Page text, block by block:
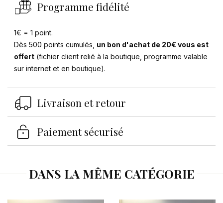
Programme fidélité
1€ = 1 point.
Dès 500 points cumulés, un bon d'achat de 20€ vous est
offert(fichier client relié à la boutique, programme valable
sur internet et en boutique).
Livraison et retour
Paiement sécurisé
DANS LA MÊME CATÉGORIE
Se connecter
Vous devez être connecté pour enregistrer des
produits dans votre liste d'envies.